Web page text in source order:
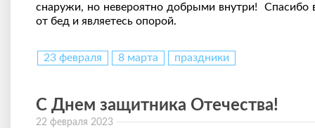
снаружи, но невероятно добрыми внутри! Спасибо
от бед и являетесь опорой.
23 февраля 8 марта праздники
С Днем защитника Отечества!
22 февраля 2023